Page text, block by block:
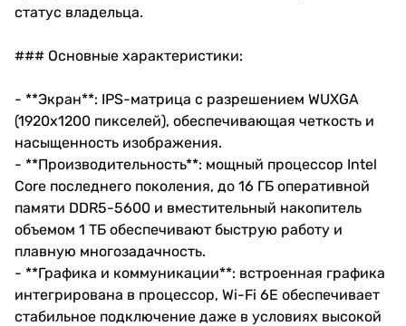
статус владельца.
### Основные характеристики:
- **Экран**: IPS-матрица с разрешением WUXGA
(1920x1200 пикселей), обеспечивающая четкость и
насыщенность изображения.
- **Производительность**: мощный процессор Intel
Core последнего поколения, до 16 ГБ оперативной
памяти DDR5-5600 и вместительный накопитель
объемом 1 ТБ обеспечивают быструю работу и
плавную многозадачность.
- **Графика и коммуникации**: встроенная графика
интегрирована в процессор, Wi-Fi 6E обеспечивает
стабильное подключение даже в условиях высокой